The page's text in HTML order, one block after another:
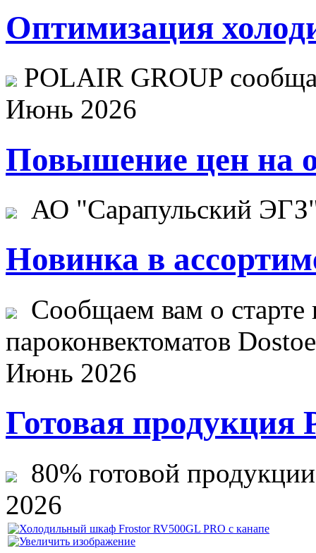
Оптимизация
POLAIR GROUP
Июнь 2026
Повышение цен на
АО "Сарапульский
Новинка в
Сообщаем вам о старте
пароконвектоматов
Июнь 2026
Готовая продукция
80% готовой
2026